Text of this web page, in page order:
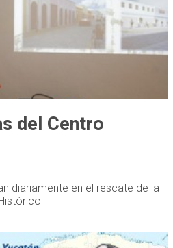
del Centro
diariamente en el rescate de la